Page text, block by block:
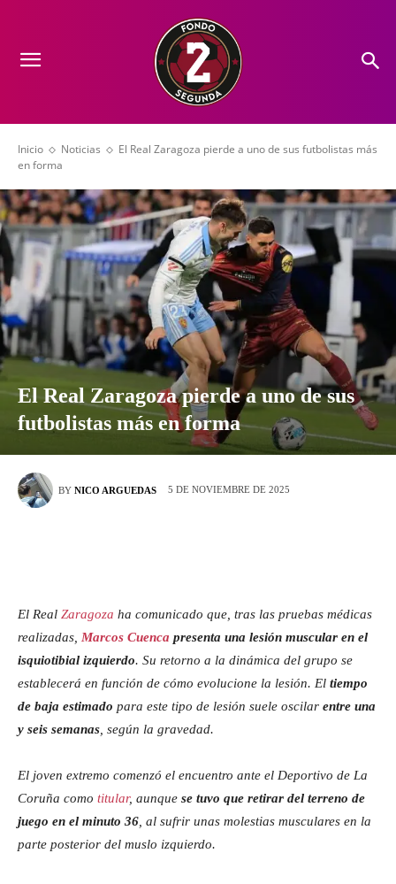
Inicio Noticias
El Real Zaragoza pierde a uno de sus futbolistas más
en forma
El Real Zaragoza pierde a uno de sus
futbolistas más en forma
BY NICO ARGUEDAS 5 DE NOVIEMBRE DE 2025
El Real Zaragoza ha comunicado que, tras las pruebas médicas
realizadas, Marcos Cuenca presenta una lesión muscular en el
isquiotibial izquierdo. Su retorno a la dinámica del grupo se
establecerá en función de cómo evolucione la lesión. El tiempo
de baja estimado para este tipo de lesión suele oscilar entre una
y seis semanas , según la gravedad.
El joven extremo comenzó el encuentro ante el Deportivo de La
Coruña como titular, aunque se tuvo que retirar del terreno de
juego en el minuto 36 , al sufrir unas molestias musculares en la
parte posterior del muslo izquierdo.